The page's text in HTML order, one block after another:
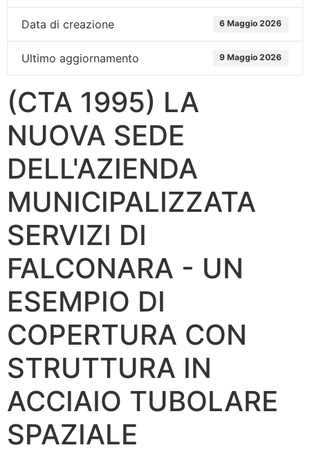
Data di creazione 6 Maggio 2026
Ultimo aggiornamento 9 Maggio 2026
(CTA 1995) LA
NUOVA SEDE
DELL'AZIENDA
MUNICIPALIZZATA
SERVIZI DI
FALCONARA - UN
ESEMPIO DI
COPERTURA CON
STRUTTURA IN
ACCIAIO TUBOLARE
SPAZIALE